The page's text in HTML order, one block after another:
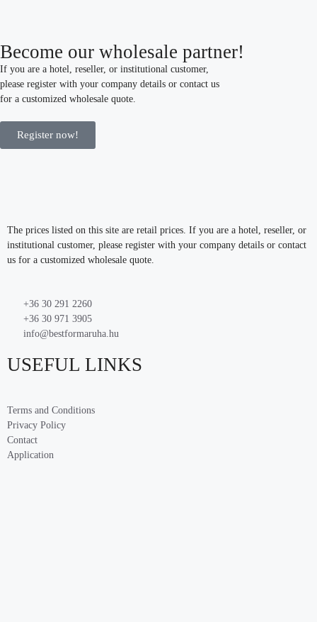
Become our wholesale partner!
If you are a hotel, reseller, or institutional customer,
please register with your company details or contact us
for a customized wholesale quote.
Register now!
The prices listed on this site are retail prices. If you are a hotel, reseller, or
institutional customer, please register with your company details or contact
us for a customized wholesale quote.
+36 30 291 2260
+36 30 971 3905
info@bestformaruha.hu
USEFUL LINKS
Terms and Conditions
Privacy Policy
Contact
Application